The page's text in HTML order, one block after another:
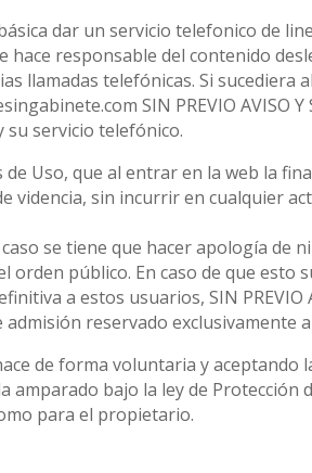
dar un servicio telefonico de
hace responsable del contenido
llamadas telefónicas. Si sucediera
SIN PREVIO AVISO Y
su servicio telefónico.
Uso, que al entrar en la web la
videncia, sin incurrir en cualquier
se tiene que hacer apología de
público. En caso de que esto
a estos usuarios, SIN PREVIO
admisión reservado exclusivamente
de forma voluntaria y aceptando
amparado bajo la ley de Protección
para el propietario.